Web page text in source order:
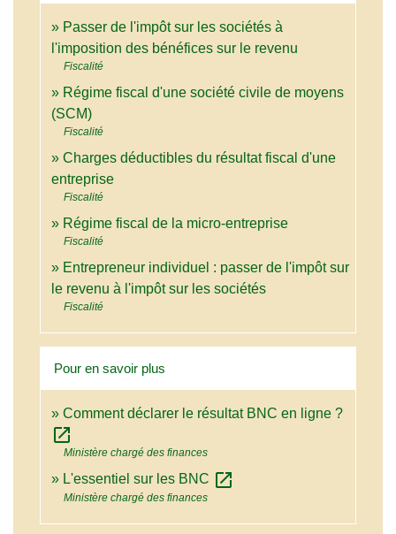
Passer de l'impôt sur les sociétés à
l'imposition des bénéfices sur le revenu
Fiscalité
Régime fiscal d'une société civile de moyens
(SCM)
Fiscalité
Charges déductibles du résultat fiscal d'une
entreprise
Fiscalité
Régime fiscal de la micro-entreprise
Fiscalité
Entrepreneur individuel : passer de l'impôt sur
le revenu à l'impôt sur les sociétés
Fiscalité
Pour en savoir plus
Comment déclarer le résultat BNC en ligne ?
open_in_new
Ministère chargé des finances
L'essentiel sur les BNC open_in_new
Ministère chargé des finances